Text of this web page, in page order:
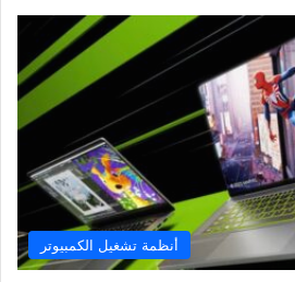
أنظمة تشغيل الكمبيوتر